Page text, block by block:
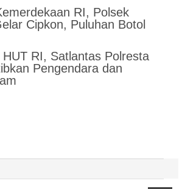
RI, Polsek
Cipkon, Puluhan Botol
HUT RI, Satlantas Polresta
Pengendara dan